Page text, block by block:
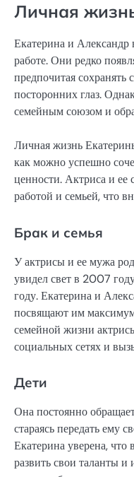
Личная
Екатерина и Александр
работе. Они редко
предпочитая
посторонних глаз.
семейным союзом и
Личная жизнь
как можно успешно
ценности. Актриса и ее
работой и семьей, что
Брак и семья
У актрисы и ее мужа
увидел свет в 2007
году. Екатерина и
посвящают им
семейной жизни
социальных сетях и
Дети
Она постоянно
стараясь передать ему
Екатерина уверена, что
развить свои таланты